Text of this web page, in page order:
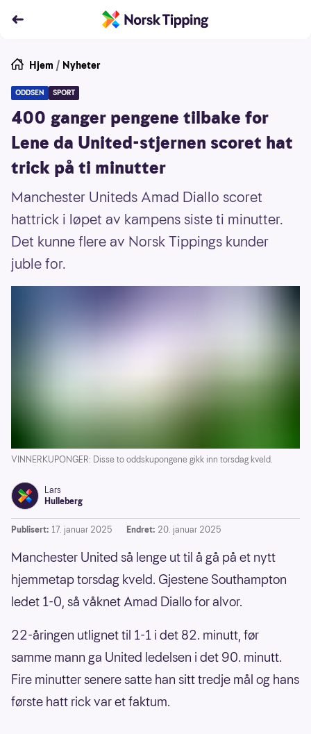
Hjem / Nyheter
ODDSEN SPORT
400 ganger pengene tilbake for
Lene da United-stjernen scoret hat
trick på ti minutter
Manchester Uniteds Amad Diallo scoret
hattrick i løpet av kampens siste ti minutter.
Det kunne flere av Norsk Tippings kunder
juble for.
VINNERKUPONGER: Disse to oddskupongene gikk inn torsdag kveld.
Lars
Hulleberg
Publisert: 17. januar 2025 Endret: 20. januar 2025
Manchester United så lenge ut til å gå på et nytt
hjemmetap torsdag kveld. Gjestene Southampton
ledet 1-0, så våknet Amad Diallo for alvor.
22-åringen utlignet til 1-1 i det 82. minutt, før
samme mann ga United ledelsen i det 90. minutt.
Fire minutter senere satte han sitt tredje mål og hans
første hatt rick var et faktum.